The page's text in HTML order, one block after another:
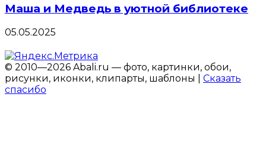
Маша и Медведь в уютной библиотеке
05.05.2025
© 2010—2026 Abali.ru — фото, картинки, обои,
рисунки, иконки, клипарты, шаблоны | Сказать
спасибо